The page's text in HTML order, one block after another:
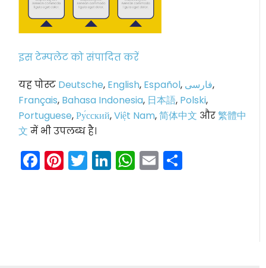
इस टेम्पलेट को संपादित करें
यह पोस्ट Deutsche, English, Español, فارسی,
Français, Bahasa Indonesia, 日本語, Polski,
Portuguese,Ру́сский,Việt Nam,简体中文 और繁體中
文 में भी उपलब्ध है।
Facebook
Pinterest
Twitter
LinkedIn
WhatsApp
Email